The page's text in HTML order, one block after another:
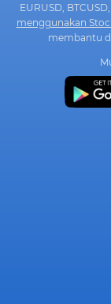
EURUSD,
menggunakan
membantu